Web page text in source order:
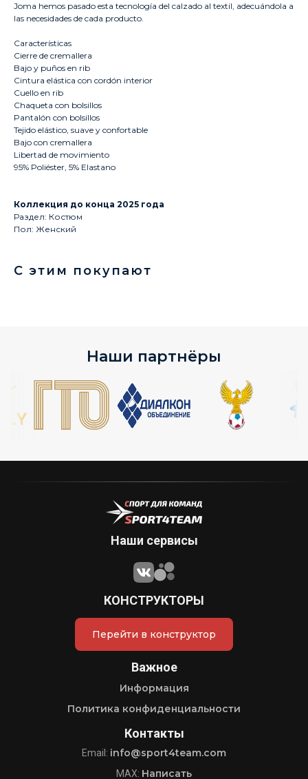
Joma hemos pasado esta tecnología del calzado al textil, adecuándola a
las necesidades de cada producto.
Características
Cierre de cremallera
Bajo y puños en rib
Cintura elástica con cordón interior
Cuello en rib
Chaqueta con bolsillos
Pantalón con bolsillos
Tejido elástico, suave y confortable
Bajo con cremallera
Libertad de movimiento
95% Poliéster, 5% Elastano
Коллекция до конца 2025 года
Раздел: Костюм
Пол: Женский
С этим покупают
Наши партнёры
Наши сервисы
КОНСТРУКТОРЫ
Перейти в конструктор
Важное
Информация
Политика конфиденциальности
Контакты
Email: info@sport4team.com
MAX: Написать